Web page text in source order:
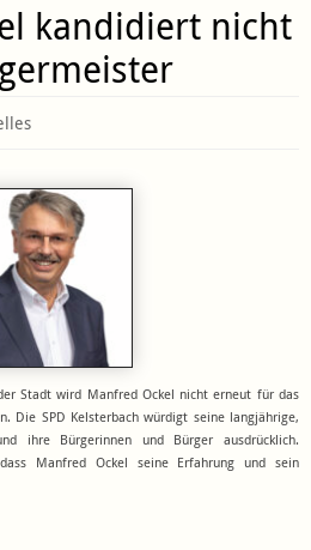
kandidiert nicht
Stadt wird Manfred Ockel nicht erneut für das
Die SPD Kelsterbach würdigt seine langjährige,
ihre Bürgerinnen und Bürger ausdrücklich.
Manfred Ockel seine Erfahrung und sein